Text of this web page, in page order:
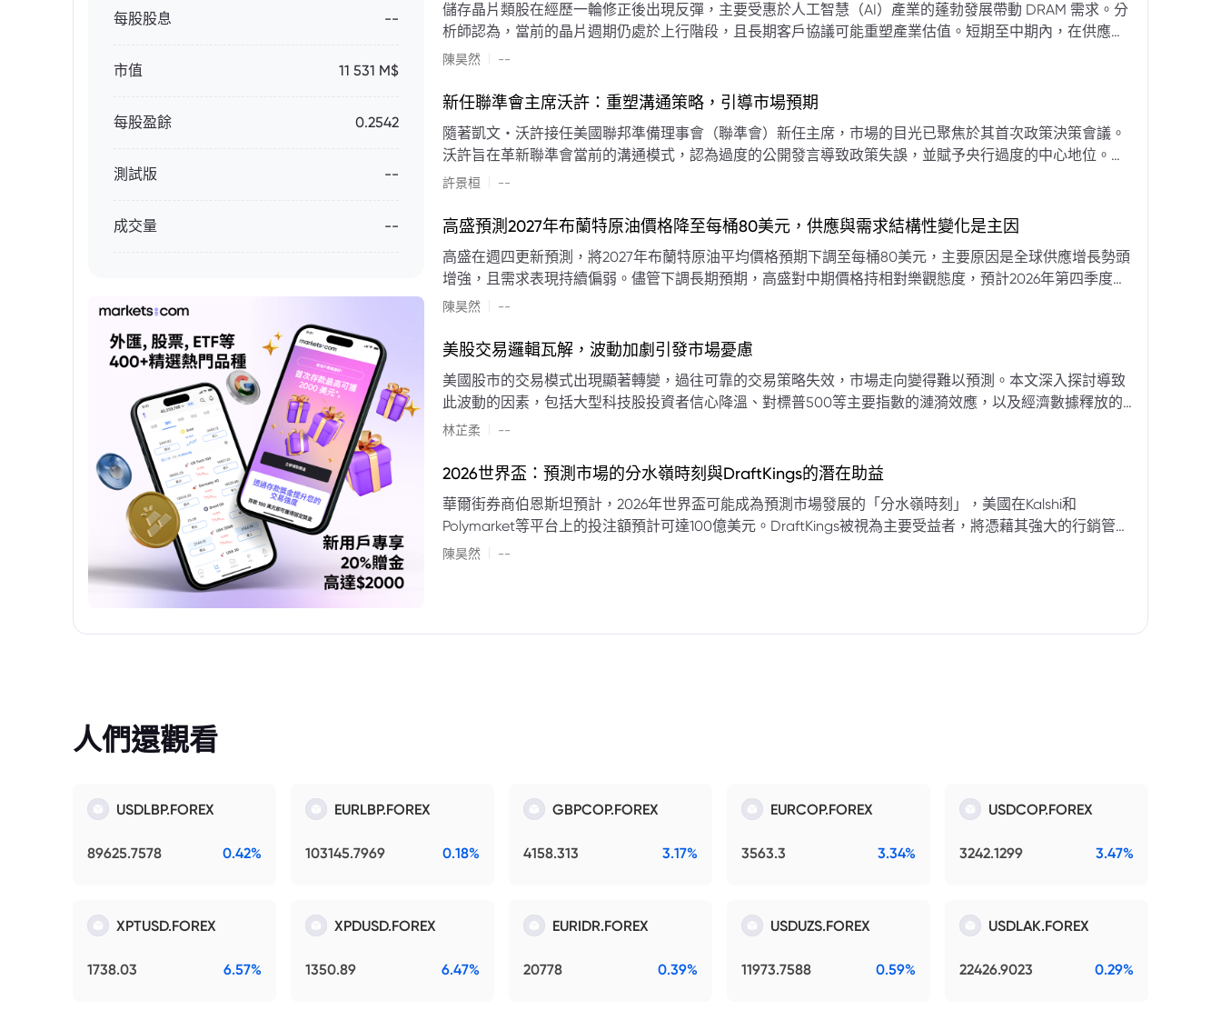
每股股息 --
市值 11 531 M$
每股盈餘 0.2542
測試版 --
成交量 --
儲存晶片類股在經歷一輪修正後出現反彈，主要受惠於人工智慧（AI）產業的蓬勃發展帶動 DRAM 需求。分
析師認為，當前的晶片週期仍處於上行階段，且長期客戶協議可能重塑產業估值。短期至中期內，在供應受
限的支撐下，價格預期將持續走高。
陳昊然 --
新任聯準會主席沃許：重塑溝通策略，引導市場預期
隨著凱文・沃許接任美國聯邦準備理事會（聯準會）新任主席，市場的目光已聚焦於其首次政策決策會議。
沃許旨在革新聯準會當前的溝通模式，認為過度的公開發言導致政策失誤，並賦予央行過度的中心地位。他
計畫重塑政策預期的發布方式及其頻率，目標是減少對預期市場信號的依賴，並強化對經濟基本面的關注。
許景桓 --
高盛預測2027年布蘭特原油價格降至每桶80美元，供應與需求結構性變化是主因
高盛在週四更新預測，將2027年布蘭特原油平均價格預期下調至每桶80美元，主要原因是全球供應增長勢頭
增強，且需求表現持續偏弱。儘管下調長期預期，高盛對中期價格持相對樂觀態度，預計2026年第四季度布
蘭特原油均價為每桶90美元。該行認為，美國、巴西、圭亞那、委內瑞拉及阿聯酋的產量提升，加上需求端
其影響低於預期，二季度的全球供應缺口（每日500萬至600萬桶）因需求疲軟和市場已存在的供過於求而
口受阻持續，2026年底油價可能升至每桶110美元以上，極端情況下2027年甚至可能觸及140美元。相對地，
若供應快速恢復且需求進一步走弱，2026年底油價可能回落至每桶70美元左右，2027年則可能降至每桶60
美元。
陳昊然 --
美股交易邏輯瓦解，波動加劇引發市場憂慮
美國股市的交易模式出現顯著轉變，過往可靠的交易策略失效，市場走向變得難以預測。本文深入探討導致
此波動的因素，包括大型科技股投資者信心降溫、對標普500等主要指數的漣漪效應，以及經濟數據釋放的
矛盾信號。專家意見顯示，雙向交易與市場震盪加劇將成為新常態。重點摘要包括：先前「逢低買入」策略
點：** * **交易邏輯轉變：** 順勢做多的市場邏輯已瓦解，市場走向變得難以預測。 * **科技股信心減弱：**
現顯著的單日反轉幅度，整體市場穩定性大幅下降。 * **經濟數據拉扯：** 經濟數據表現出韌性與聯準會緊
縮貨幣政策預期升溫之間形成拉扯，加劇市場不確定性。 * **專家預期：** 預計將持續出現板塊輪動與風格
切換，投資者意見分歧程度處於極高水平。 * **聚焦聯準會：** 聯準會的利率決議及後續記者會，被視為短
林芷柔 --
2026世界盃：預測市場的分水嶺時刻與DraftKings的潛在助益
華爾街券商伯恩斯坦預計，2026年世界盃可能成為預測市場發展的「分水嶺時刻」，美國在Kalshi和
Polymarket等平台上的投注額預計可達100億美元。DraftKings被視為主要受益者，將憑藉其強大的行銷管
道、西班牙語轉播權以及對預測市場業務的拓展，為即將到來的NFL賽季做準備。
陳昊然 --
人們還觀看
USDLBP.FOREX
89625.7578 0.42%
EURLBP.FOREX
103145.7969 0.18%
GBPCOP.FOREX
4158.313 3.17%
EURCOP.FOREX
3563.3 3.34%
USDCOP.FOREX
3242.1299 3.47%
XPTUSD.FOREX
1738.03 6.57%
XPDUSD.FOREX
1350.89 6.47%
EURIDR.FOREX
20778 0.39%
USDUZS.FOREX
11973.7588 0.59%
USDLAK.FOREX
22426.9023 0.29%